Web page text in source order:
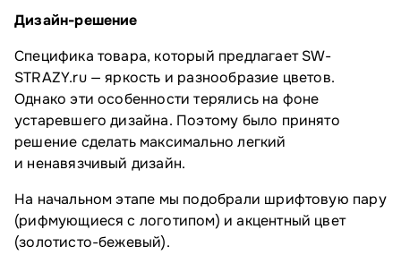
Дизайн-решение
Специфика товара, который предлагает SW-
STRAZY.ru — яркость и разнообразие цветов.
Однако эти особенности терялись на фоне
устаревшего дизайна. Поэтому было принято
решение сделать максимально легкий
и ненавязчивый дизайн.
На начальном этапе мы подобрали шрифтовую пару
(рифмующиеся с логотипом) и акцентный цвет
(золотисто-бежевый).